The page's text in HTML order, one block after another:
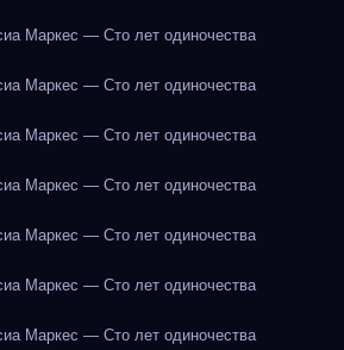
Маркес — Сто лет одиночества
Маркес — Сто лет одиночества
Маркес — Сто лет одиночества
Маркес — Сто лет одиночества
Маркес — Сто лет одиночества
Маркес — Сто лет одиночества
Маркес — Сто лет одиночества